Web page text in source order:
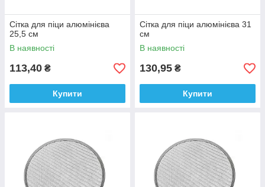
Сітка для піци алюмінієва
25,5 см
В наявності
113,40 ₴
Купити
Сітка для піци алюмінієва 31
см
В наявності
130,95 ₴
Купити